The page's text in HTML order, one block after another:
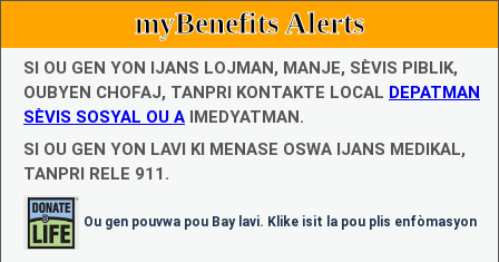
myBenefits Alerts
SI OU GEN YON IJANS LOJMAN, MANJE, SÈVIS PIBLIK,
OUBYEN CHOFAJ, TANPRI KONTAKTE LOCAL DEPATMAN
SÈVIS SOSYAL OU A IMEDYATMAN.
SI OU GEN YON LAVI KI MENASE OSWA IJANS MEDIKAL,
TANPRI RELE 911.
Ou gen pouvwa pou Bay lavi. Klike isit la pou plis enfòmasyon